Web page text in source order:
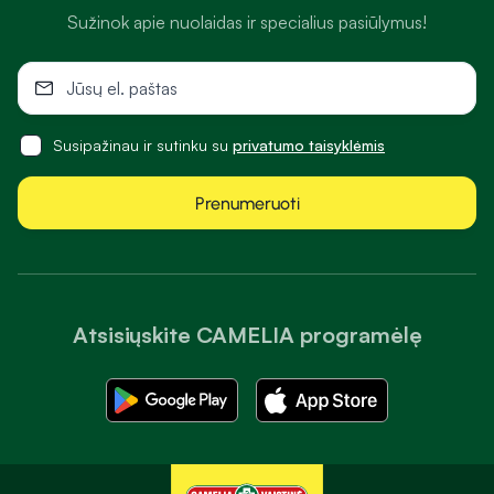
Atsisiųskite CAMELIA programėlę
Sužinok apie nuolaidas ir specialius pasiūlymus!
Susipažinau ir sutinku su privatumo taisyklėmis
Prenumeruoti